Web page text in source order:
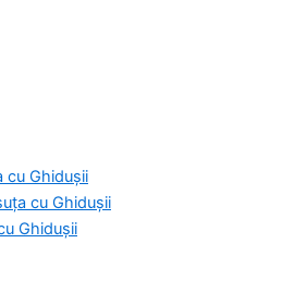
cu Ghidușii
cu Ghidușii
Ghidușii